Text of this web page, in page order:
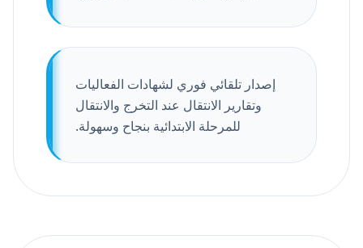
إصدار تلقائي فوري لشهادات الفعاليات
وتقارير الانتقال عند التخرج والانتقال
للمرحلة الابتدائية بنجاح وسهولة.